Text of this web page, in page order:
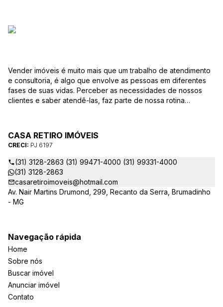
Vender imóveis é muito mais que um trabalho de atendimento
e consultoria, é algo que envolve as pessoas em diferentes
fases de suas vidas. Perceber as necessidades de nossos
clientes e saber atendê-las, faz parte de nossa rotina
qualidade e criatividade, desde o desenvolvimento do
produto até o pós-venda. Com uma equipe experiente e
dinâmica, a Casa Retiro oferece aos vendedores,
construtores, incorporadores e investidores consultoria em
avaliação imobiliária, estudo de viabilidade, desenvolvimento
de produto, e gerenciamento de vendas.
CASA RETIRO IMÓVEIS
CRECI: PJ 6197
(31) 3128-2863 (31) 99471-4000 (31) 99331-4000
(31) 3128-2863
casaretiroimoveis@hotmail.com
Av. Nair Martins Drumond, 299, Recanto da Serra, Brumadinho
- MG
Navegação rápida
Home
Sobre nós
Buscar imóvel
Anunciar imóvel
Contato